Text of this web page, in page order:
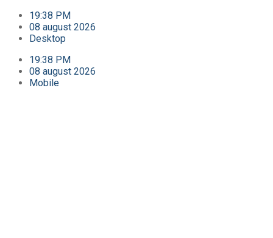
19:38 PM
08 august 2026
Desktop
19:38 PM
08 august 2026
Mobile